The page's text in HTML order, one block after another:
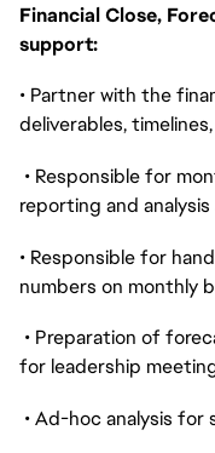
Financial Close,
support:
• Partner with the
deliverables,
• Responsible for
reporting and
• Responsible for
numbers on monthly
• Preparation of
for leadership
• Ad-hoc analysis for